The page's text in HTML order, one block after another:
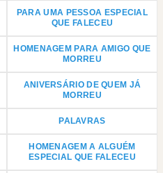
PARA UMA PESSOA ESPECIAL
QUE FALECEU
HOMENAGEM PARA AMIGO QUE
MORREU
ANIVERSÁRIO DE QUEM JÁ
MORREU
PALAVRAS
HOMENAGEM A ALGUÉM
ESPECIAL QUE FALECEU